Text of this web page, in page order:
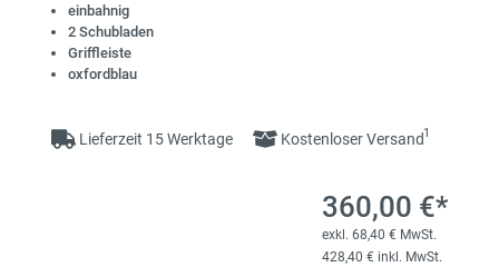
einbahnig
2 Schubladen
Griffleiste
oxfordblau
Lieferzeit 15 Werktage Kostenloser Versand1
360,00 €*
exkl. 68,40 € MwSt.
428,40 € inkl. MwSt.